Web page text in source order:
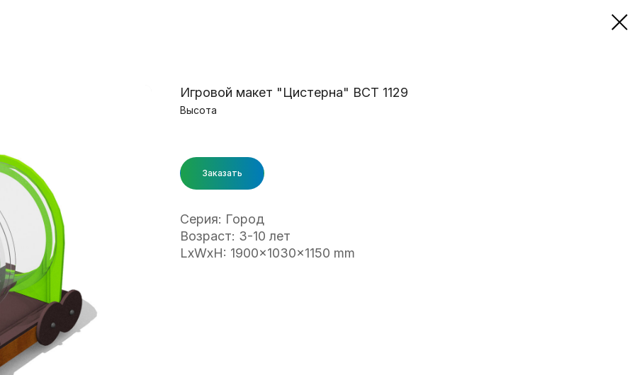
Игровой макет "Цистерна" ВСТ 1129
Высота
Заказать
Серия: Город
Возраст: 3-10 лет
LxWxH: 1900x1030x1150 mm